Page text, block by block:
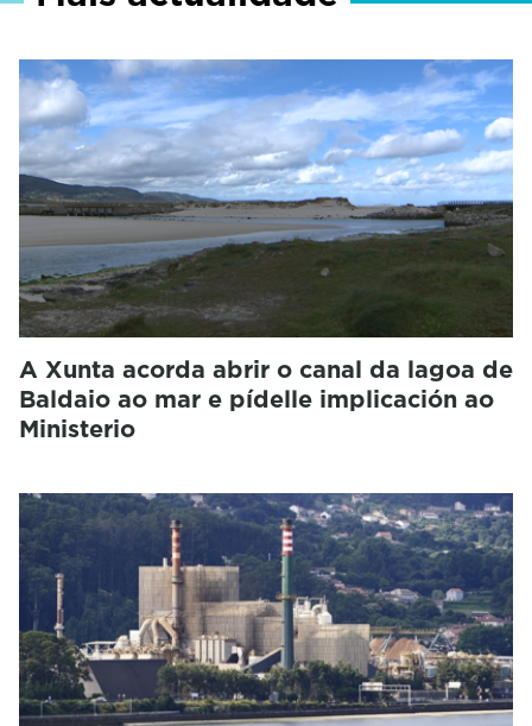
A Xunta acorda abrir o canal da lagoa de
Baldaio ao mar e pídelle implicación ao
Ministerio